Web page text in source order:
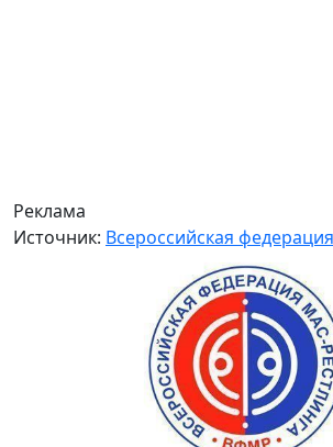
Реклама
Источник: Всероссийская